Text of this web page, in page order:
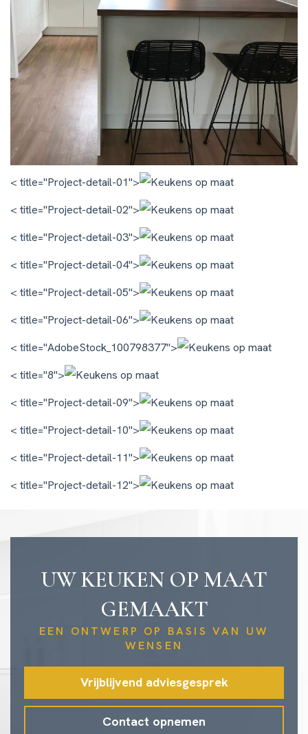
< title="Project-detail-01">
< title="Project-detail-02">
< title="Project-detail-03">
< title="Project-detail-04">
< title="Project-detail-05">
< title="Project-detail-06">
< title="AdobeStock_100798377">
< title="8">
< title="Project-detail-09">
< title="Project-detail-10">
< title="Project-detail-11">
< title="Project-detail-12">
UW KEUKEN OP MAAT
GEMAAKT
EEN ONTWERP OP BASIS VAN UW
WENSEN
Vrijblijvend adviesgesprek
Contact opnemen